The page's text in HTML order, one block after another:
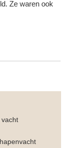
Ze waren ook
vacht